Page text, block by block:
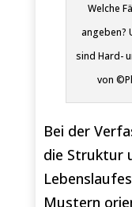
Welche
angeben?
sind Hard-
von
Bei der
die Struktur
Mustern